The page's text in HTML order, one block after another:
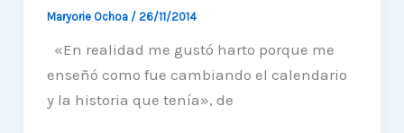
Maryorie Ochoa / 26/11/2014
«En realidad me gustó harto porque me
enseñó como fue cambiando el calendario
y la historia que tenía», de